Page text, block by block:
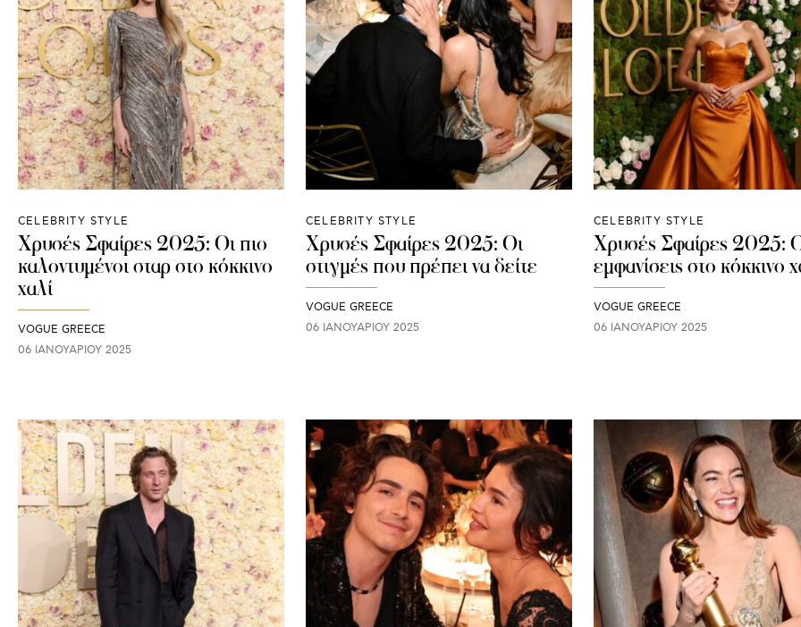
CELEBRITY STYLE
Χρυσές Σφαίρες 2025: Οι πιο
καλοντυμένοι σταρ στο κόκκινο
χαλί
VOGUE GREECE
06 ΙΑΝΟΥΑΡΊΟΥ 2025
CELEBRITY STYLE
Χρυσές Σφαίρες 2025: Οι
στιγμές που πρέπει να δείτε
VOGUE GREECE
06 ΙΑΝΟΥΑΡΊΟΥ 2025
CELEBRITY STYLE
Χρυσές Σφαίρες 2025:
εμφανίσεις στο κόκκινο
VOGUE GREECE
06 ΙΑΝΟΥΑΡΊΟΥ 2025